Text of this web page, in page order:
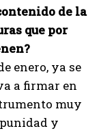
de la
que por
enero, ya se
a firmar en
muy
y